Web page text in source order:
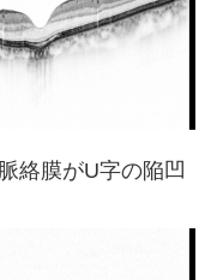
絡膜がU字の陥凹